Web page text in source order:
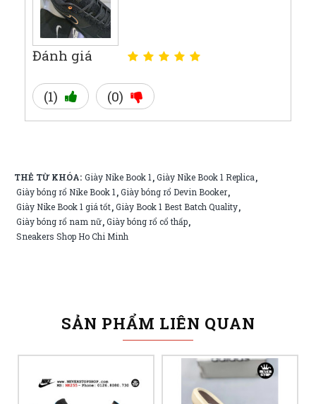
Đánh giá
(1) (0)
THẺ TỪ KHÓA: Giày Nike Book 1 ,Giày Nike Book 1 Replica,
Giày bóng rổ Nike Book 1 ,Giày bóng rổ Devin Booker,
Giày Nike Book 1 giá tốt,Giày Book 1 Best Batch Quality,
Giày bóng rổ nam nữ,Giày bóng rổ cổ thấp,
Sneakers Shop Ho Chi Minh
SẢN PHẨM LIÊN QUAN